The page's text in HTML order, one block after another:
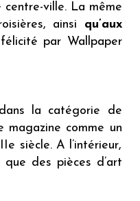
ville. La même
ainsi qu’aux
par Wallpaper
la catégorie de
comme un
siècle. A l’intérieur,
que des pièces d’art